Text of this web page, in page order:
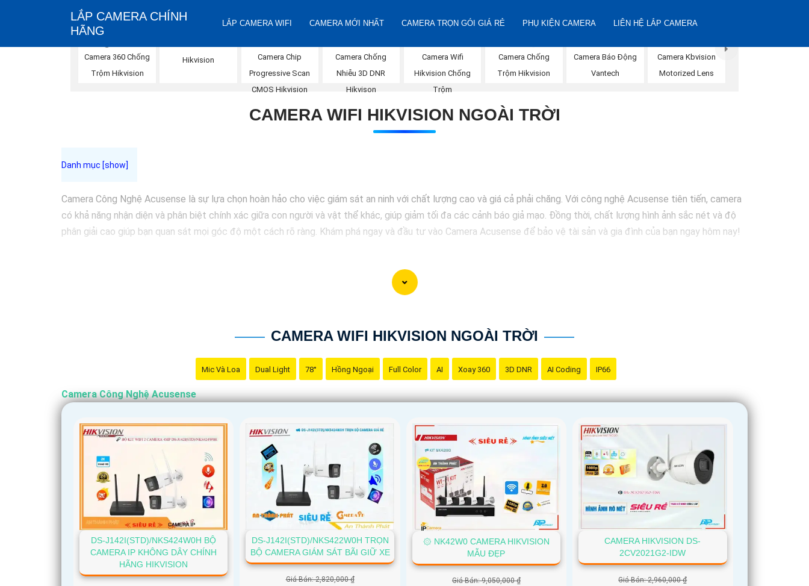
LẮP CAMERA CHÍNH
HÃNG
LẮP CAMERA WIFI CAMERA MỚI NHẤT CAMERA TRỌN GÓI GIÁ RẺ PHỤ KIỆN CAMERA LIÊN HỆ LẮP CAMERA
Camera 360 Chống
Trộm Hikvision
Hikvision
Camera Chip
Progressive Scan
CMOS Hikvision
Camera Chống
Nhiễu 3D DNR
Hikvison
Camera Wifi
Hikvision Chống
Trộm
Camera Chống
Trộm Hikvision
Camera Báo Động
Vantech
Camera Kbvision
Motorized Lens
CAMERA WIFI HIKVISION NGOÀI TRỜI
Camera Công Nghệ Acusense là sự lựa chọn hoàn hảo cho việc giám sát an ninh với chất lượng cao và giá cả phải chăng. Với công nghệ Acusense tiên tiến, camera
có khả năng nhận diện và phân biệt chính xác giữa con người và vật thể khác, giúp giảm tối đa các cảnh báo giả mạo. Đồng thời, chất lượng hình ảnh sắc nét và độ
phân giải cao giúp bạn quan sát mọi góc độ một cách rõ ràng. Khám phá ngay và đầu tư vào Camera Acusense để bảo vệ tài sản và gia đình của bạn ngay hôm nay!
CAMERA WIFI HIKVISION NGOÀI TRỜI
Mic Và Loa Dual Light 78° Hồng Ngoại Full Color AI Xoay 360 3D DNR AI Coding IP66
Camera Công Nghệ Acusense
DS-J142I(STD)/NKS424W0H BỘ
CAMERA IP KHÔNG DÂY CHÍNH
HÃNG HIKVISION
DS-J142I(STD)/NKS422W0H TRỌN
BỘ CAMERA GIÁM SÁT BÃI GIỮ XE
Giá Bán: 2,820,000 ₫
۞ NK42W0 CAMERA HIKVISION
MẪU ĐẸP
Giá Bán: 9,050,000 ₫
CAMERA HIKVISION DS-
2CV2021G2-IDW
Giá Bán: 2,960,000 ₫